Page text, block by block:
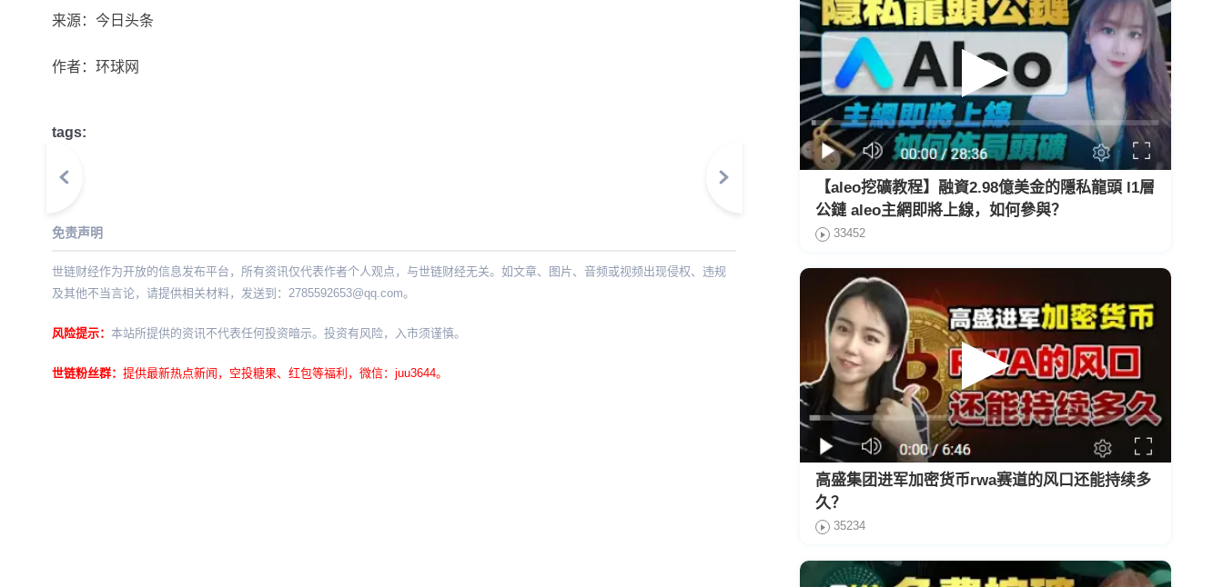
来源：今日头条
作者：环球网
tags:
免责声明
世链财经作为开放的信息发布平台，所有资讯仅代表作者个人观点，与世链财经无关。如文章、图片、音频或视频出现侵权、违规
及其他不当言论，请提供相关材料，发送到： 2785592653@qq.com。
风险提示： 本站所提供的资讯不代表任何投资暗示。投资有风险，入市须谨慎。
世链粉丝群： 提供最新热点新闻，空投糖果、红包等福利，微信：juu3644。
【aleo挖礦教程】融資2.98億美金的隱私龍頭 l1層
公鏈 aleo主網即將上線，如何參與？
33452
高盛集团进军加密货币rwa赛道的风口还能持续多
久？
35234